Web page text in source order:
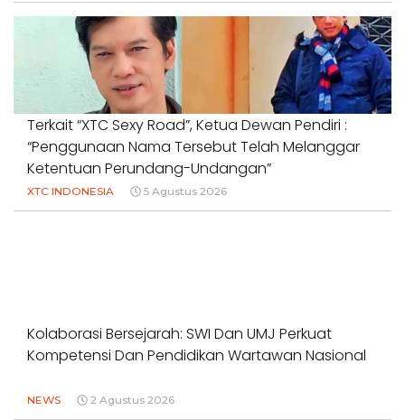
Terkait “XTC Sexy Road”, Ketua Dewan Pendiri :
“Penggunaan Nama Tersebut Telah Melanggar
Ketentuan Perundang-Undangan”
XTC INDONESIA 5 Agustus 2026
Kolaborasi Bersejarah: SWI Dan UMJ Perkuat
Kompetensi Dan Pendidikan Wartawan Nasional
NEWS 2 Agustus 2026